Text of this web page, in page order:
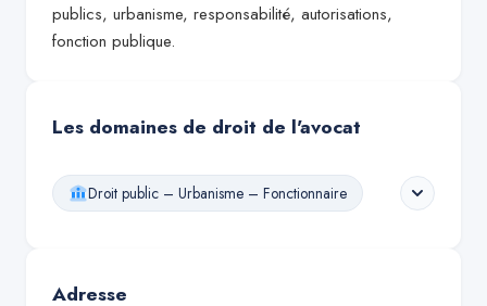
publics, urbanisme, responsabilité, autorisations,
fonction publique.
Les domaines de droit de l'avocat
Droit public – Urbanisme – Fonctionnaire
Adresse